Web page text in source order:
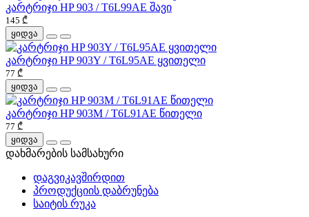
კარტრიჯი HP 903 / T6L99AE შავი
145 ₾
ყიდვა
კარტრიჯი HP 903Y / T6L95AE ყვითელი
77 ₾
ყიდვა
კარტრიჯი HP 903M / T6L91AE წითელი
77 ₾
ყიდვა
დახმარების სამსახური
დაგვიკავშირდით
პროდუქციის დაბრუნება
საიტის რუკა